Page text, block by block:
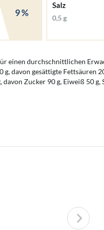
9 %
Salz
0,5 g
einen durchschnittlichen
g, davon gesättigte Fettsäuren
Zucker 90 g, Eiweiß 50 g,